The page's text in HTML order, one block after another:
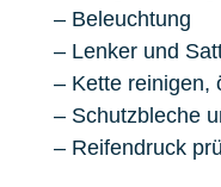
– Beleuchtung
– Lenker und
– Kette reinigen,
– Schutzbleche
– Reifendruck